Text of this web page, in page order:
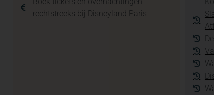
rechtstreeks bij Disneyland Paris